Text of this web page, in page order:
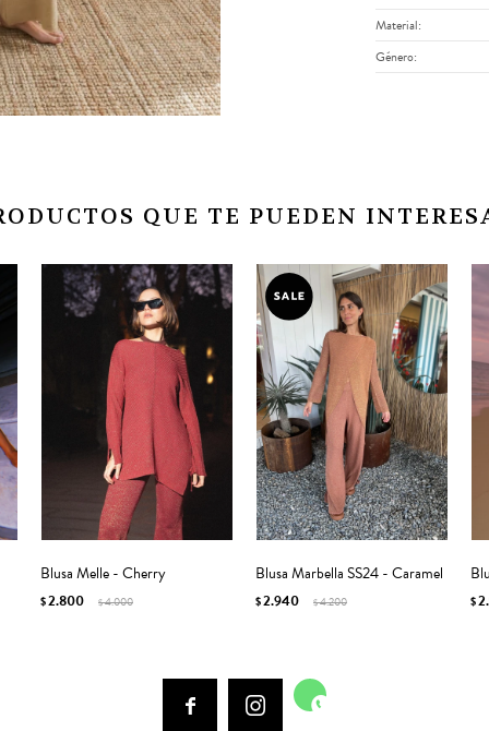
Material
Género
QUE TE PUEDEN
Blusa Melle - Cherry
$2.800 $4.000
Blusa Marbella SS24 - Caramel
$2.940 $4.200 $
  